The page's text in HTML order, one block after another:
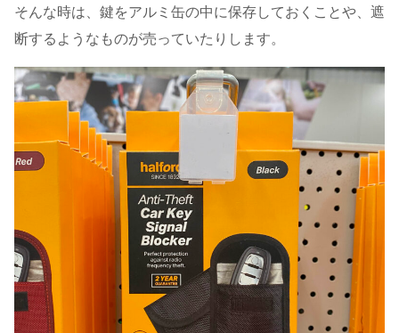
そんな時は、鍵をアルミ缶の中に保存しておくことや、遮
断するようなものが売っていたりします。